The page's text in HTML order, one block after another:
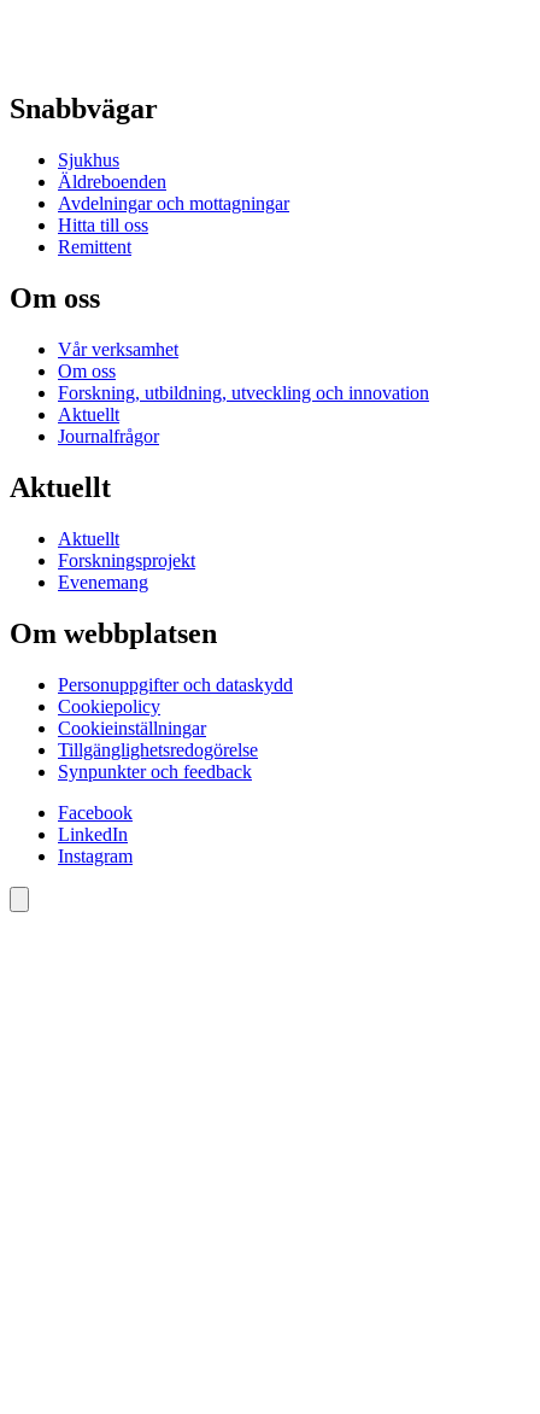
Snabbvägar
Sjukhus
Äldreboenden
Avdelningar och mottagningar
Hitta till oss
Remittent
Om oss
Vår verksamhet
Om oss
Forskning, utbildning, utveckling och innovation
Aktuellt
Journalfrågor
Aktuellt
Aktuellt
Forskningsprojekt
Evenemang
Om webbplatsen
Personuppgifter och dataskydd
Cookiepolicy
Cookieinställningar
Tillgänglighetsredogörelse
Synpunkter och feedback
Facebook
LinkedIn
Instagram